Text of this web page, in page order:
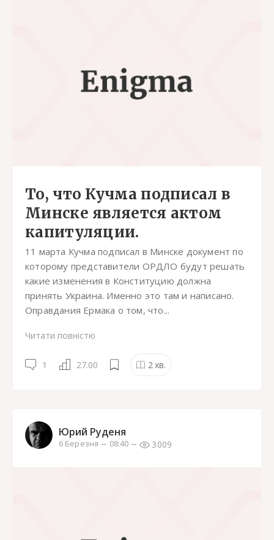
То, что Кучма подписал в
Минске является актом
капитуляции.
11 марта Кучма подписал в Минске документ по
которому представители ОРДЛО будут решать
какие изменения в Конституцию должна
принять Украина. Именно это там и написано.
Оправдания Ермака о том, что...
Читати повністю
1 27.00 2хв.
Юрий Руденя
6 Березня 08:40 3009